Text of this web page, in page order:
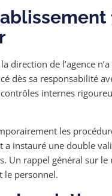
direction de l’agence
dès sa responsabilité
internes
les
a instauré une double
Un rappel général sur le
le personnel.